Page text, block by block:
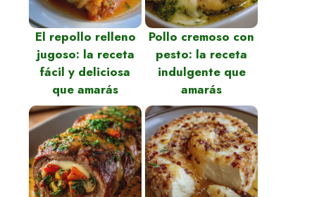
El repollo relleno
jugoso: la receta
fácil y deliciosa
que amarás
Pollo cremoso con
pesto: la receta
indulgente que
amarás